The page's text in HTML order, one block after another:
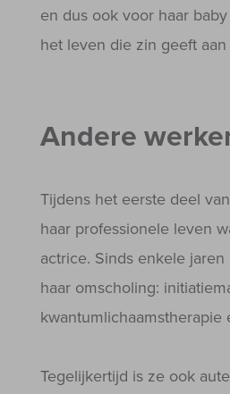
en dus ook voor haar
het leven die zin geeft
Andere
Tijdens het eerste deel van
haar professionele leven
actrice. Sinds enkele
haar omscholing:
kwantumlichaamstherapie
Tegelijkertijd is ze ook